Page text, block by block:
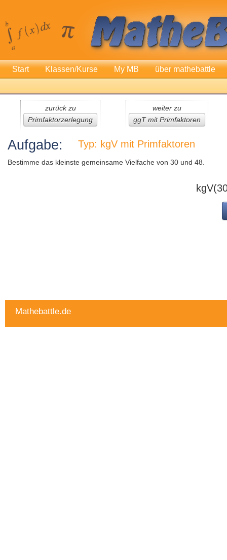
Start Klassen/Kurse My MB über mathebattle
zurück zu
Primfaktorzerlegung
weiter zu
ggT mit Primfaktoren
Aufgabe: Typ: kgV mit Primfaktoren
Bestimme das kleinste gemeinsame Vielfache von 30 und 48.
Mathebattle.de